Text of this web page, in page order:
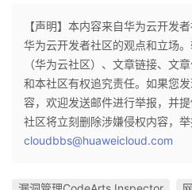
【声明】本内容来自华为云开发
华为云开发者社区的观点和立场
（华为云社区）、文章链接、文
和本社区有权追究责任。如果您
容，欢迎发送邮件进行举报，并
社区将立刻删除涉嫌侵权内容，举
cloudbbs@huaweicloud.com